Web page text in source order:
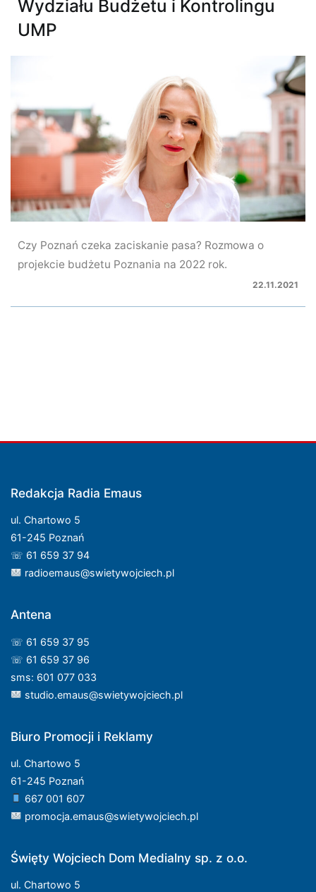
Wydziału Budżetu i Kontrolingu
UMP
Czy Poznań czeka zaciskanie pasa? Rozmowa o
projekcie budżetu Poznania na 2022 rok.
22.11.2021
Redakcja Radia Emaus
ul. Chartowo 5
61-245 Poznań
☏ 61 659 37 94
radioemaus@swietywojciech.pl
Antena
☏ 61 659 37 95
☏ 61 659 37 96
sms: 601 077 033
studio.emaus@swietywojciech.pl
Biuro Promocji i Reklamy
ul. Chartowo 5
61-245 Poznań
667 001 607
promocja.emaus@swietywojciech.pl
Święty Wojciech Dom Medialny sp. z o.o.
ul. Chartowo 5